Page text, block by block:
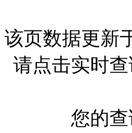
该页数据更新
请点击实时
您的查